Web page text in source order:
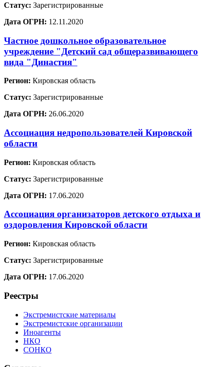
Статус: Зарегистрированные
Дата ОГРН: 12.11.2020
Частное дошкольное образовательное
учреждение "Детский сад общеразвивающего
вида "Династия"
Регион: Кировская область
Статус: Зарегистрированные
Дата ОГРН: 26.06.2020
Ассоциация недропользователей Кировской
области
Регион: Кировская область
Статус: Зарегистрированные
Дата ОГРН: 17.06.2020
Ассоциация организаторов детского отдыха и
оздоровления Кировской области
Регион: Кировская область
Статус: Зарегистрированные
Дата ОГРН: 17.06.2020
Реестры
Экстремистские материалы
Экстремистские организации
Иноагенты
НКО
СОНКО